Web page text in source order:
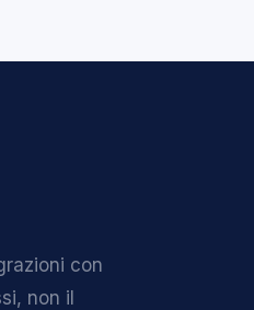
con
non il